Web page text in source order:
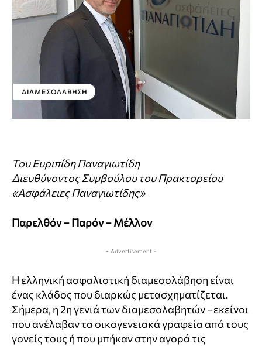
ΔΙΑΜΕΣΟΛΆΒΗΣΗ
Του Ευριπίδη Παναγιωτίδη
Διευθύνοντος Συμβούλου του Πρακτορείου
«Ασφάλειες Παναγιωτίδης»
Παρελθόν – Παρόν – Μέλλον
- Advertisement -
Η ελληνική ασφαλιστική διαμεσολάβηση είναι
ένας κλάδος που διαρκώς μετασχηματίζεται.
Σήμερα, η 2η γενιά των διαμεσολαβητών –εκείνοι
που ανέλαβαν τα οικογενειακά γραφεία από τους
γονείς τους ή που μπήκαν στην αγορά τις